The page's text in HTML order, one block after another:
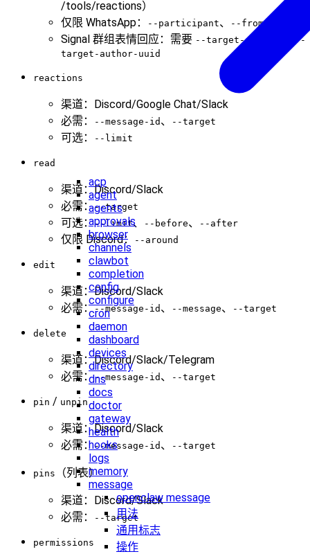
acp
agent
agents
approvals
browser
channels
clawbot
completion
config
configure
cron
daemon
dashboard
devices
directory
dns
docs
doctor
gateway
health
hooks
logs
memory
message
openclaw message
用法
通用标志
操作
/tools/reactions）
仅限 WhatsApp：
--participant、 --from-me
Signal 群组表情回应：需要 --target-author
--
target-author-uuid
reactions
渠道：Discord/Google Chat/Slack
必需：
--message-id 、 --target
可选： --limit
read
渠道：Discord/Slack
必需：--target
可选：--limit、 --before、 --after
仅限 Discord： --around
edit
渠道：Discord/Slack
必需：--message-id 、 --message、 --target
delete
渠道：Discord/Slack/Telegram
必需：--message-id 、 --target
pin / unpin
渠道：Discord/Slack
必需：--message-id 、 --target
pins （列表）
渠道：Discord/Slack
必需：
--target
permissions